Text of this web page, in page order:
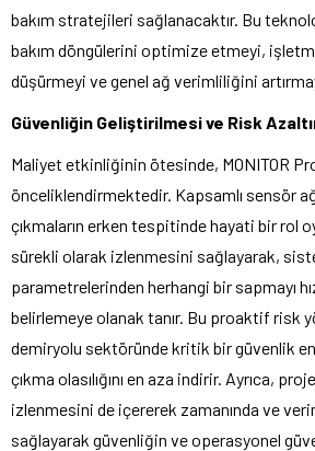
bakım stratejileri sağlanacaktır. Bu
bakım döngülerini optimize etmeyi,
düşürmeyi ve genel ağ verimliliğini
Güvenliğin Geliştirilmesi ve Risk
Maliyet etkinliğinin ötesinde, MONITOR
önceliklendirmektedir. Kapsamlı sensör
çıkmaların erken tespitinde hayati bir rol
sürekli olarak izlenmesini sağlayarak,
parametrelerinden herhangi bir sapmayı
belirlemeye olanak tanır. Bu proaktif risk
demiryolu sektöründe kritik bir güvenlik
çıkma olasılığını en aza indirir. Ayrıca,
izlenmesini de içererek zamanında ve
sağlayarak güvenliğin ve operasyonel